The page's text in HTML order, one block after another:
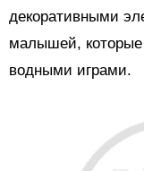
декоративными
малышей, которые
водными играми.